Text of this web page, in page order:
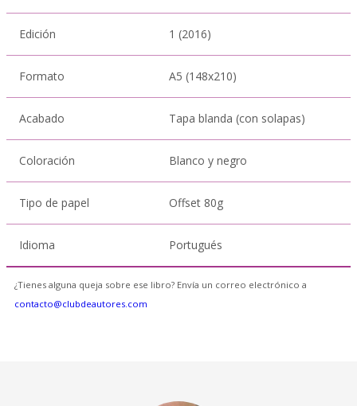
Edición 1 (2016)
Formato A5 (148x210)
Acabado Tapa blanda (con solapas)
Coloración Blanco y negro
Tipo de papel Offset 80g
Idioma Portugués
¿Tienes alguna queja sobre ese libro? Envía un correo electrónico a
contacto@clubdeautores.com